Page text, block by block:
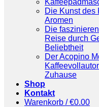
Die Kunst des
Aromen
Die
Reise durch
Beliebtheit
Der Acopino
Zuhause
Shop
Kontakt
Warenkorb /€0.00